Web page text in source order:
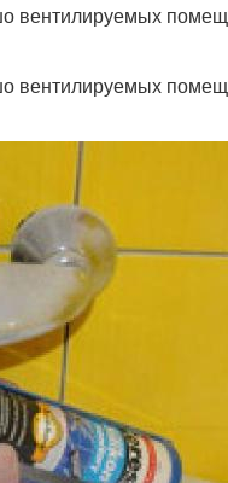
вентилируемых
вентилируемых